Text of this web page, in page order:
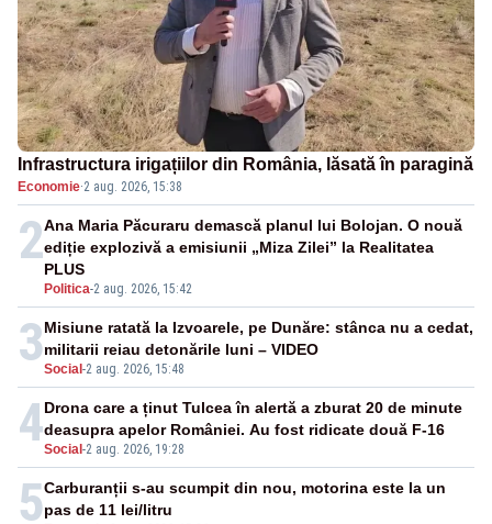
Infrastructura irigațiilor din România, lăsată în paragină
Economie·2 aug. 2026, 15:38
2
Politica-2 aug. 2026, 15:42
Ana Maria Păcuraru demască planul lui Bolojan. O nouă
ediție explozivă a emisiunii „Miza Zilei” la Realitatea
PLUS
3Social -2 aug. 2026, 15:48
Misiune ratată la Izvoarele, pe Dunăre: stânca nu a cedat,
militarii reiau detonările luni – VIDEO
4Social -2 aug. 2026, 19:28
Drona care a ținut Tulcea în alertă a zburat 20 de minute
deasupra apelor României. Au fost ridicate două F-16
5Carburanții s-au scumpit din nou, motorina este la un
pas de 11 lei/litru